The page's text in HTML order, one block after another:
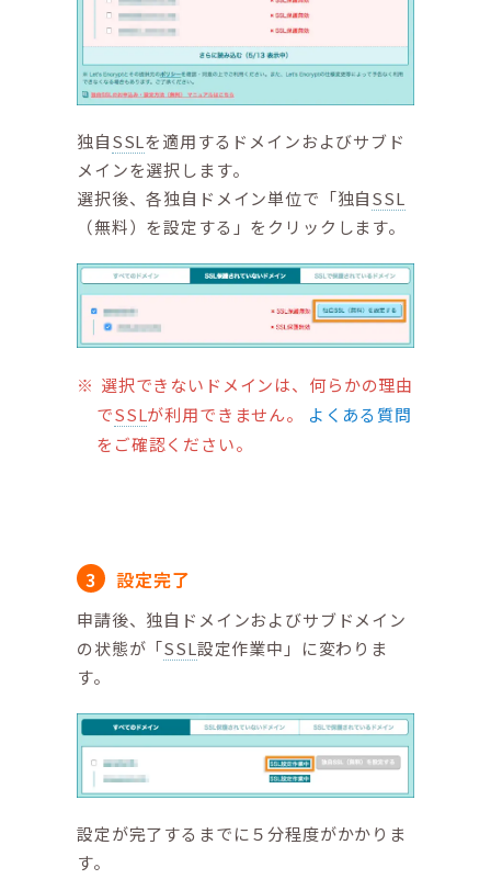
独自SSLを適用するドメインおよびサブド
メインを選択します。
選択後、各独自ドメイン単位で「独自SSL
（無料）を設定する」をクリックします。
選択できないドメインは、何らかの理由
でSSLが利用できません。
よくある質問
をご確認ください。
設定完了
申請後、独自ドメインおよびサブドメイン
の状態が「SSL設定作業中」に変わりま
す。
設定が完了するまでに５分程度がかかりま
す。